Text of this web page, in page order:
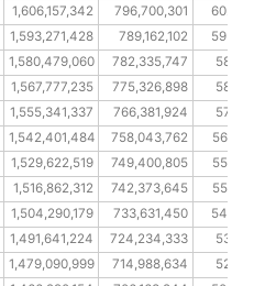
1,606,157,342 796,700,301
1,593,271,428 789,162,102
1,580,479,060 782,335,747
1,567,777,235 775,326,898
1,555,341,337 766,381,924
1,542,401,484 758,043,762
1,529,622,519 749,400,805
1,516,862,312 742,373,645
1,504,290,179 733,631,450
1,491,641,224 724,234,333
1,479,090,999 714,988,634